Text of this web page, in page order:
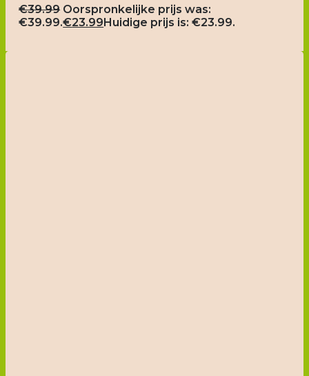
€39.99 Oorspronkelijke prijs was:
€39.99.€23.99Huidige prijs is: €23.99.